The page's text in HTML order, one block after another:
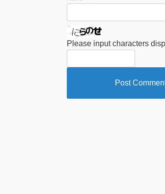
Please input characters